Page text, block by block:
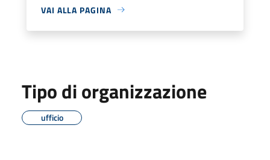
VAI ALLA PAGINA
Tipo di organizzazione
ufficio